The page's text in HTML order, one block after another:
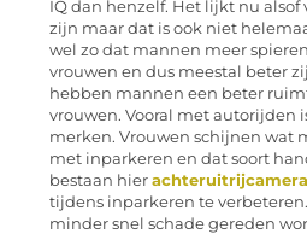
IQ dan henzelf. Het lijkt nu alsof
zijn maar dat is ook niet
wel zo dat mannen meer
vrouwen en dus meestal beter
hebben mannen een beter
vrouwen. Vooral met autorijden
merken. Vrouwen schijnen wat
met inparkeren en dat soort
bestaan hier
tijdens inparkeren te
minder snel schade gereden